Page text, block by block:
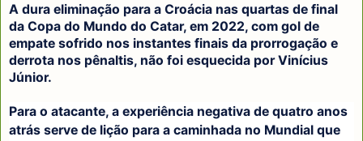
A dura eliminação para a Croácia nas quartas de final
da Copa do Mundo do Catar, em 2022, com gol de
empate sofrido nos instantes finais da prorrogação e
derrota nos pênaltis, não foi esquecida por Vinícius
Júnior.
Para o atacante, a experiência negativa de quatro anos
atrás serve de lição para a caminhada no Mundial que